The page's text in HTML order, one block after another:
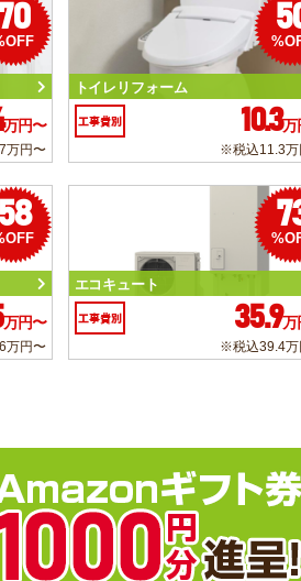
万円〜
万円〜
トイレリフォーム
工事費別 10.3万
※税込11.3万
58
万円〜
万円〜
エコキュート
工事費別 35.9万
※税込39.4万